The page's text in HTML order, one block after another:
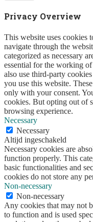
Privacy Overview
This website uses cookies
navigate through the
categorized as necessary
essential for the working
also use third-party
you use this website.
only with your consent.
cookies. But opting out of
browsing experience.
Necessary
Necessary
Altijd ingeschakeld
Necessary cookies are
function properly. This
basic functionalities and
cookies do not store any
Non-necessary
Non-necessary
Any cookies that may not
to function and is used